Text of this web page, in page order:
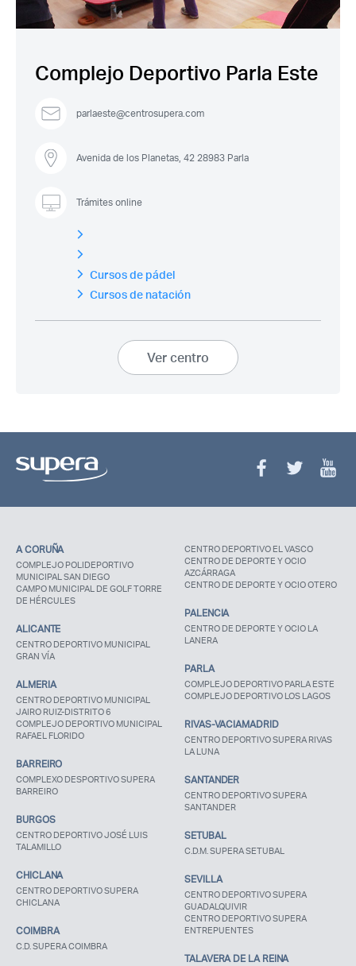
¿Ya eres socio pero no
estas registrado?
Complejo Deportivo Parla Este
parlaeste@centrosupera.com
Avenida de los Planetas, 42 28983 Parla
Trámites online
Cursos de pádel
Cursos de natación
Ver centro
A CORUÑA
COMPLEJO POLIDEPORTIVO
MUNICIPAL SAN DIEGO
CAMPO MUNICIPAL DE GOLF TORRE
DE HÉRCULES
ALICANTE
CENTRO DEPORTIVO MUNICIPAL
GRAN VÍA
ALMERIA
CENTRO DEPORTIVO MUNICIPAL
JAIRO RUIZ-DISTRITO 6
COMPLEJO DEPORTIVO MUNICIPAL
RAFAEL FLORIDO
BARREIRO
COMPLEXO DESPORTIVO SUPERA
BARREIRO
BURGOS
CENTRO DEPORTIVO JOSÉ LUIS
TALAMILLO
CHICLANA
CENTRO DEPORTIVO SUPERA
CHICLANA
COIMBRA
C.D. SUPERA COIMBRA
CENTRO DEPORTIVO EL VASCO
CENTRO DE DEPORTE Y OCIO
AZCÁRRAGA
CENTRO DE DEPORTE Y OCIO OTERO
PALENCIA
CENTRO DE DEPORTE Y OCIO LA
LANERA
PARLA
COMPLEJO DEPORTIVO PARLA ESTE
COMPLEJO DEPORTIVO LOS LAGOS
RIVAS-VACIAMADRID
CENTRO DEPORTIVO SUPERA RIVAS
LA LUNA
SANTANDER
CENTRO DEPORTIVO SUPERA
SANTANDER
SETUBAL
C.D.M. SUPERA SETUBAL
SEVILLA
CENTRO DEPORTIVO SUPERA
GUADALQUIVIR
CENTRO DEPORTIVO SUPERA
ENTREPUENTES
TALAVERA DE LA REINA